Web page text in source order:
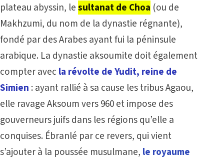
plateau abyssin, lesultanat de Choa (ou de
Makhzumi, du nom de la dynastie régnante),
fondé par des Arabes ayant fui la péninsule
arabique. La dynastie aksoumite doit également
compter avec la révolte de Yudit, reine de
Simien : ayant rallié à sa cause les tribus Agaou,
elle ravage Aksoum vers 960 et impose des
gouverneurs juifs dans les régions qu’elle a
conquises. Ébranlé par ce revers, qui vient
s’ajouter à la poussée musulmane, le royaume